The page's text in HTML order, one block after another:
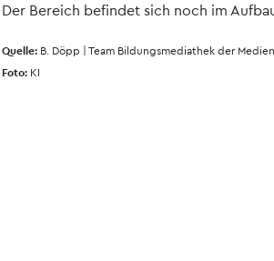
Der Bereich befindet sich noch im
Quelle: B. Döpp | Team Bildungsmediathek der
Foto: KI